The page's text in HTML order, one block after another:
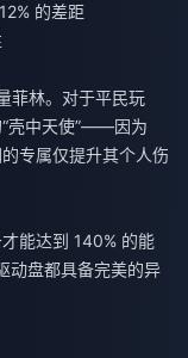
的差距
菲林。对于平民玩
“壳中天使”——因为
专属仅提升其个人伤
能达到 140% 的能
动盘都具备完美的异